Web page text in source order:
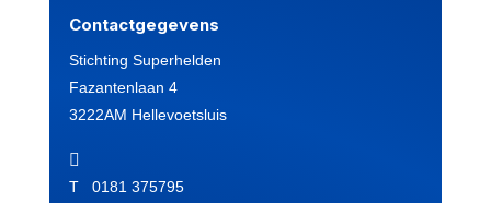
Contactgegevens
Stichting Superhelden
Fazantenlaan 4
3222AM Hellevoetsluis

T 0181 375795